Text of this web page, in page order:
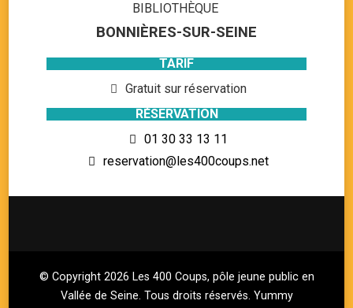
BIBLIOTHÈQUE
BONNIÈRES-SUR-SEINE
TARIF
Gratuit sur réservation
RÉSERVATION
01 30 33 13 11
reservation@les400coups.net
© Copyright 2026 Les 400 Coups, pôle jeune public en
Vallée de Seine . Tous droits réservés. Yummy